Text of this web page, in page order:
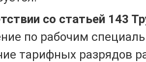
со статьей 143
по рабочим
тарифных разрядов